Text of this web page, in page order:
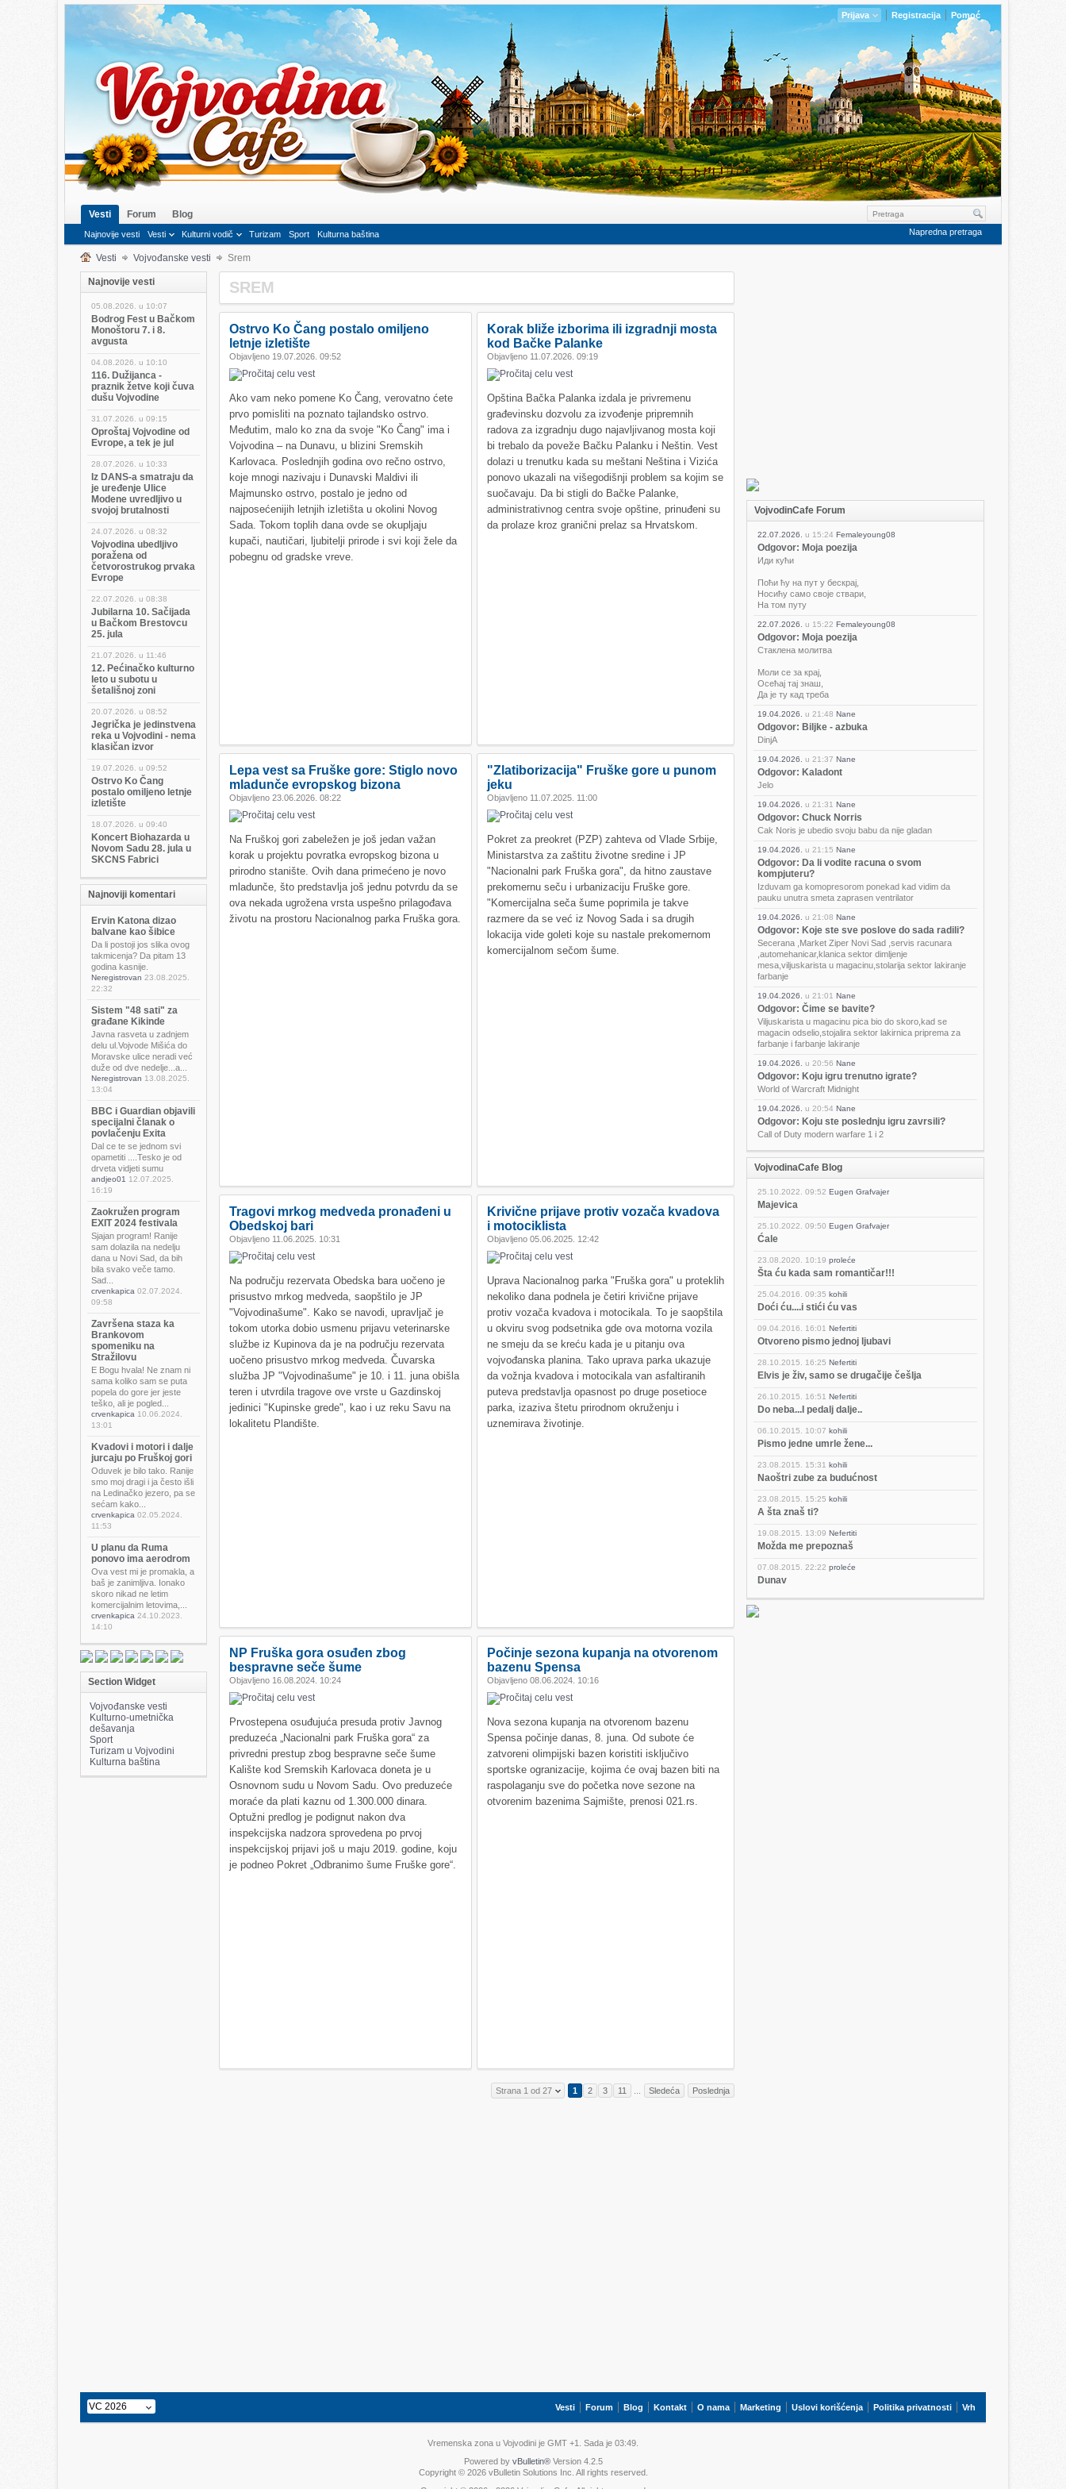
Pomoć
Registracija
Prijava
Vesti
Najnovije vesti Vesti Kulturni vodič Turizam Sport Kulturna baština
Forum Blog
Napredna pretraga
Vesti Vojvođanske vesti Srem
Najnovije vesti
05.08.2026. u 10:07
Bodrog Fest u Bačkom
Monoštoru 7. i 8.
avgusta
04.08.2026. u 10:10
116. Dužijanca -
praznik žetve koji čuva
dušu Vojvodine
31.07.2026. u 09:15
Oproštaj Vojvodine od
Evrope, a tek je jul
28.07.2026. u 10:33
Iz DANS-a smatraju da
je uređenje Ulice
Modene uvredljivo u
svojoj brutalnosti
24.07.2026. u 08:32
Vojvodina ubedljivo
poražena od
četvorostrukog prvaka
Evrope
22.07.2026. u 08:38
Jubilarna 10. Sačijada
u Bačkom Brestovcu
25. jula
21.07.2026. u 11:46
12. Pećinačko kulturno
leto u subotu u
šetališnoj zoni
20.07.2026. u 08:52
Jegrička je jedinstvena
reka u Vojvodini - nema
klasičan izvor
19.07.2026. u 09:52
Ostrvo Ko Čang
postalo omiljeno letnje
izletište
18.07.2026. u 09:40
Koncert Biohazarda u
Novom Sadu 28. jula u
SKCNS Fabrici
Najnoviji komentari
Ervin Katona dizao
balvane kao šibice
Da li postoji jos slika ovog
takmicenja? Da pitam 13
godina kasnije.
Neregistrovan 23.08.2025.
22:32
Sistem "48 sati" za
građane Kikinde
Javna rasveta u zadnjem
delu ul.Vojvode Mišića do
Moravske ulice neradi već
duže od dve nedelje...a...
Neregistrovan 13.08.2025.
13:04
BBC i Guardian objavili
specijalni članak o
povlačenju Exita
Dal ce te se jednom svi
opametiti ....Tesko je od
drveta vidjeti sumu
andjeo01 12.07.2025.
16:19
Zaokružen program
EXIT 2024 festivala
Sjajan program! Ranije
sam dolazila na nedelju
dana u Novi Sad, da bih
bila svako veče tamo.
Sad...
crvenkapica 02.07.2024.
09:58
Završena staza ka
Brankovom
spomeniku na
Stražilovu
E Bogu hvala! Ne znam ni
sama koliko sam se puta
popela do gore jer jeste
teško, ali je pogled...
crvenkapica 10.06.2024.
13:01
Kvadovi i motori i dalje
jurcaju po Fruškoj gori
Oduvek je bilo tako. Ranije
smo moj dragi i ja često išli
na Ledinačko jezero, pa se
sećam kako...
crvenkapica 02.05.2024.
11:53
U planu da Ruma
ponovo ima aerodrom
Ova vest mi je promakla, a
baš je zanimljiva. Ionako
skoro nikad ne letim
komercijalnim letovima,...
crvenkapica 24.10.2023.
14:10
Section Widget
Vojvođanske vesti
Kulturno-umetnička
dešavanja
Sport
Turizam u Vojvodini
Kulturna baština
SREM
Ostrvo Ko Čang postalo omiljeno
letnje izletište
Objavljeno 19.07.2026. 09:52
Ako vam neko pomene Ko Čang, verovatno ćete
prvo pomisliti na poznato tajlandsko ostrvo.
Međutim, malo ko zna da svoje "Ko Čang" ima i
Vojvodina – na Dunavu, u blizini Sremskih
Karlovaca. Poslednjih godina ovo rečno ostrvo,
koje mnogi nazivaju i Dunavski Maldivi ili
Majmunsko ostrvo, postalo je jedno od
najposećenijih letnjih izletišta u okolini Novog
Sada. Tokom toplih dana ovde se okupljaju
kupači, nautičari, ljubitelji prirode i svi koji žele da
pobegnu od gradske vreve.
Korak bliže izborima ili izgradnji mosta
kod Bačke Palanke
Objavljeno 11.07.2026. 09:19
Opština Bačka Palanka izdala je privremenu
građevinsku dozvolu za izvođenje pripremnih
radova za izgradnju dugo najavljivanog mosta koji
bi trebalo da poveže Bačku Palanku i Neštin. Vest
dolazi u trenutku kada su meštani Neština i Vizića
ponovo ukazali na višegodišnji problem sa kojim se
suočavaju. Da bi stigli do Bačke Palanke,
administrativnog centra svoje opštine, prinuđeni su
da prolaze kroz granični prelaz sa Hrvatskom.
Lepa vest sa Fruške gore: Stiglo novo
mladunče evropskog bizona
Objavljeno 23.06.2026. 08:22
Na Fruškoj gori zabeležen je još jedan važan
korak u projektu povratka evropskog bizona u
prirodno stanište. Ovih dana primećeno je novo
mladunče, što predstavlja još jednu potvrdu da se
ova nekada ugrožena vrsta uspešno prilagođava
životu na prostoru Nacionalnog parka Fruška gora.
"Zlatiborizacija" Fruške gore u punom
jeku
Objavljeno 11.07.2025. 11:00
Pokret za preokret (PZP) zahteva od Vlade Srbije,
Ministarstva za zaštitu životne sredine i JP
"Nacionalni park Fruška gora", da hitno zaustave
prekomernu seču i urbanizaciju Fruške gore.
"Komercijalna seča šume poprimila je takve
razmere da se već iz Novog Sada i sa drugih
lokacija vide goleti koje su nastale prekomernom
komercijalnom sečom šume.
Tragovi mrkog medveda pronađeni u
Obedskoj bari
Objavljeno 11.06.2025. 10:31
Na području rezervata Obedska bara uočeno je
prisustvo mrkog medveda, saopštilo je JP
"Vojvodinašume". Kako se navodi, upravljač je
tokom utorka dobio usmenu prijavu veterinarske
službe iz Kupinova da je na području rezervata
uočeno prisustvo mrkog medveda. Čuvarska
služba JP "Vojvodinašume" je 10. i 11. juna obišla
teren i utvrdila tragove ove vrste u Gazdinskoj
jedinici "Kupinske grede", kao i uz reku Savu na
lokalitetu Plandište.
Krivične prijave protiv vozača kvadova
i motociklista
Objavljeno 05.06.2025. 12:42
Uprava Nacionalnog parka "Fruška gora" u proteklih
nekoliko dana podnela je četiri krivične prijave
protiv vozača kvadova i motocikala. To je saopštila
u okviru svog podsetnika gde ova motorna vozila
ne smeju da se kreću kada je u pitanju ova
vojvođanska planina. Tako uprava parka ukazuje
da vožnja kvadova i motocikala van asfaltiranih
puteva predstavlja opasnost po druge posetioce
parka, izaziva štetu prirodnom okruženju i
uznemirava životinje.
NP Fruška gora osuđen zbog
bespravne seče šume
Objavljeno 16.08.2024. 10:24
Prvostepena osuđujuća presuda protiv Javnog
preduzeća „Nacionalni park Fruška gora“ za
privredni prestup zbog bespravne seče šume
Kalište kod Sremskih Karlovaca doneta je u
Osnovnom sudu u Novom Sadu. Ovo preduzeće
moraće da plati kaznu od 1.300.000 dinara.
Optužni predlog je podignut nakon dva
inspekcijska nadzora sprovedena po prvoj
inspekcijskoj prijavi još u maju 2019. godine, koju
je podneo Pokret „Odbranimo šume Fruške gore“.
Počinje sezona kupanja na otvorenom
bazenu Spensa
Objavljeno 08.06.2024. 10:16
Nova sezona kupanja na otvorenom bazenu
Spensa počinje danas, 8. juna. Od subote će
zatvoreni olimpijski bazen koristiti isključivo
sportske ogranizacije, kojima će ovaj bazen biti na
raspolaganju sve do početka nove sezone na
otvorenim bazenima Sajmište, prenosi 021.rs.
Strana 1 od 27 1 2 3 11 Sledeća Poslednja
VojvodinCafe Forum
22.07.2026. u 15:24 Femaleyoung08
Odgovor: Moja poezija
Иди кући
Поћи ћу на пут у бескрај,
Носићу само своје ствари,
На том путу
22.07.2026. u 15:22 Femaleyoung08
Odgovor: Moja poezija
Стаклена молитва
Моли се за крај,
Осећај тај знаш,
Да је ту кад треба
19.04.2026. u 21:48 Nane
Odgovor: Biljke - azbuka
DinjA
19.04.2026. u 21:37 Nane
Odgovor: Kaladont
Jelo
19.04.2026. u 21:31 Nane
Odgovor: Chuck Norris
Cak Noris je ubedio svoju babu da nije gladan
19.04.2026. u 21:15 Nane
Odgovor: Da li vodite racuna o svom
kompjuteru?
Izduvam ga komopresorom ponekad kad vidim da
pauku unutra smeta zaprasen ventrilator
19.04.2026. u 21:08 Nane
Odgovor: Koje ste sve poslove do sada radili?
Secerana ,Market Ziper Novi Sad ,servis racunara
,automehanicar,klanica sektor dimljenje
mesa,viljuskarista u magacinu,stolarija sektor lakiranje
farbanje
19.04.2026. u 21:01 Nane
Odgovor: Čime se bavite?
Viljuskarista u magacinu pica bio do skoro,kad se
magacin odselio,stojalira sektor lakirnica priprema za
farbanje i farbanje lakiranje
19.04.2026. u 20:56 Nane
Odgovor: Koju igru trenutno igrate?
World of Warcraft Midnight
19.04.2026. u 20:54 Nane
Odgovor: Koju ste poslednju igru zavrsili?
Call of Duty modern warfare 1 i 2
VojvodinaCafe Blog
25.10.2022. 09:52 Eugen Grafvajer
Majevica
25.10.2022. 09:50 Eugen Grafvajer
Ćale
23.08.2020. 10:19 proleće
Šta ću kada sam romantičar!!!
25.04.2016. 09:35 kohili
Doći ću....i stići ću vas
09.04.2016. 16:01 Nefertiti
Otvoreno pismo jednoj ljubavi
28.10.2015. 16:25 Nefertiti
Elvis je živ, samo se drugačije češlja
26.10.2015. 16:51 Nefertiti
Do neba...I pedalj dalje..
06.10.2015. 10:07 kohili
Pismo jedne umrle žene...
23.08.2015. 15:31 kohili
Naoštri zube za budućnost
23.08.2015. 15:25 kohili
A šta znaš ti?
19.08.2015. 13:09 Nefertiti
Možda me prepoznaš
07.08.2015. 22:22 proleće
Dunav
Vesti Forum Blog Kontakt O nama Marketing Uslovi korišćenja Politika privatnosti Vrh
Vremenska zona u Vojvodini je GMT +1. Sada je 03:49
Powered by vBulletin®Version 4.2.5
Copyright © 2026 vBulletin Solutions Inc. All rights reserved.